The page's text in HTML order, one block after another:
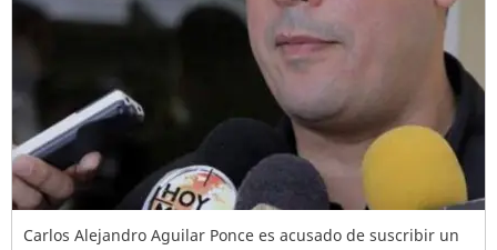
Carlos Alejandro Aguilar Ponce es acusado de suscribir un